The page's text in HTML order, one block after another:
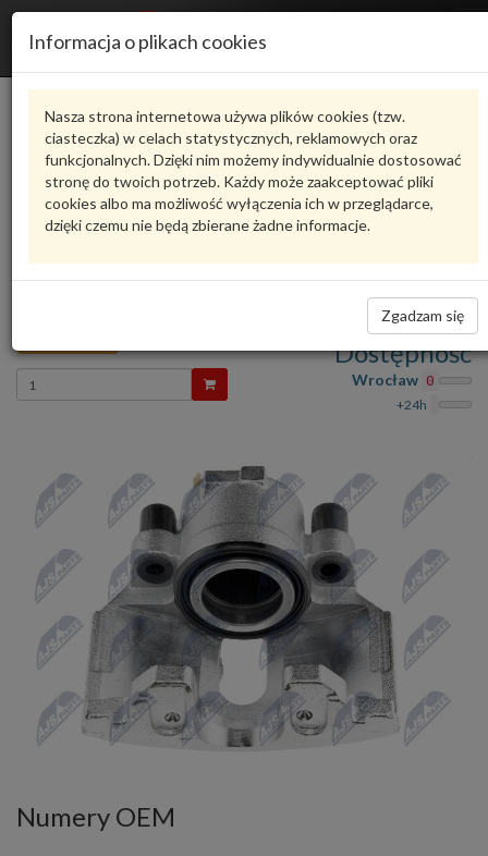
Informacja o plikach cookies
Nasza strona internetowa używa plików cookies (tzw.
ciasteczka) w celach statystycznych, reklamowych oraz
funkcjonalnych. Dzięki nim możemy indywidualnie dostosować
stronę do twoich potrzeb. Każdy może zaakceptować pliki
cookies albo ma możliwość wyłączenia ich w przeglądarce,
dzięki czemu nie będą zbierane żadne informacje.
Zgadzam się
Karta produktu
HZP-VW-001NTY
oceń produkt
Zadaj pytanie o produkt
PRZÓD HZP-VW-001 NTY
Wprowadź
ilość
Dostępność
Wrocław 0
+24h
Numery OEM